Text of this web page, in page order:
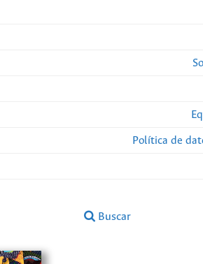
Política de
Buscar